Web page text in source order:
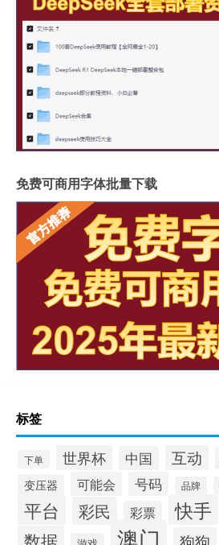
免费可商用字体批量下载
标签
下单 世界杯 中国 互动
变压器 可能会 号码 品牌
平台 彩民 彩票 快手
数据 澳门 狗狗